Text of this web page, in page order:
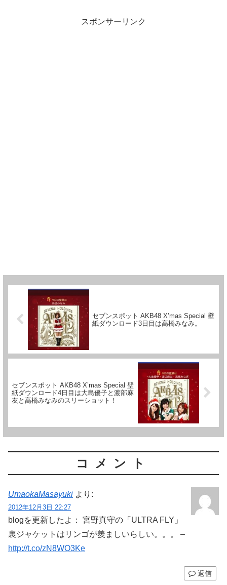
スポンサーリンク
セブンスポット AKB48 X’mas Special 壁
紙ダウンロード3日目は高橋みなみ。
セブンスポット AKB48 X’mas Special 壁
紙ダウンロード4日目は大島優子と渡部麻
友と高橋みなみのスリーショット！
コメント
UmaokaMasayuki より:
2012年12月3日 22:27
blogを更新したよ： 宮野真守の「ULTRA FLY」
裏ジャケットはリンゴが羨ましいらしい。。。 –
http://t.co/zN8WO3Ke
返信